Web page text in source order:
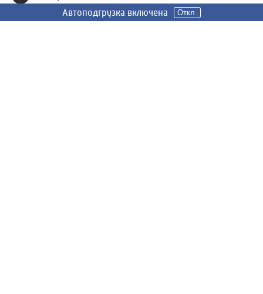
Одноклассники
Автоподгрузка включена Откл.
Автоподгрузка включена Откл.
Автоподгрузка включена Откл.